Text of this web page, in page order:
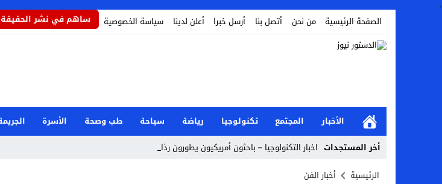
.
الصفحة الرئيسية
من نحن أتصل بنا أرسل خبرا أعلن لدينا سياسة الخصوصية ساهم في نشر الحقيقة
الأخبار المجتمع تكنولوجيا رياضة سياحة طب وصحة الأسرة
أخر المستجدات اخبار التكنولوجيا – باحثون أمريكيون يطورون رذاذاً ي _
Stop
الرئيسية أخبار الفن